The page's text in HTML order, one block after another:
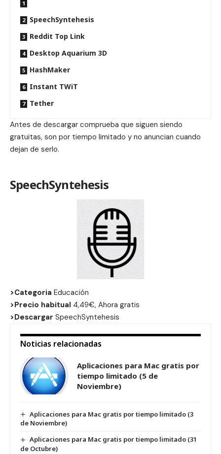
SpeechSyntehesis
Reddit Top Link
Desktop Aquarium 3D
HashMaker
Instant TWiT
Tether
Antes de descargar comprueba que siguen siendo
gratuitas, son por tiempo limitado y no anuncian cuando
dejan de serlo.
SpeechSyntehesis
>Categoria Educación
>Precio habitual 4,49€, Ahora gratis
>Descargar SpeechSyntehesis
Noticias relacionadas
Aplicaciones para Mac gratis por
tiempo limitado (5 de
Noviembre)
Aplicaciones para Mac gratis por tiempo limitado (3
de Noviembre)
Aplicaciones para Mac gratis por tiempo limitado (31
de Octubre)